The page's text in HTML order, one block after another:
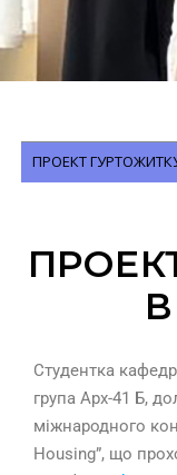
ПРОЕКТ
Студентка
група Арх-41 Б,
міжнародного
Housing”, що